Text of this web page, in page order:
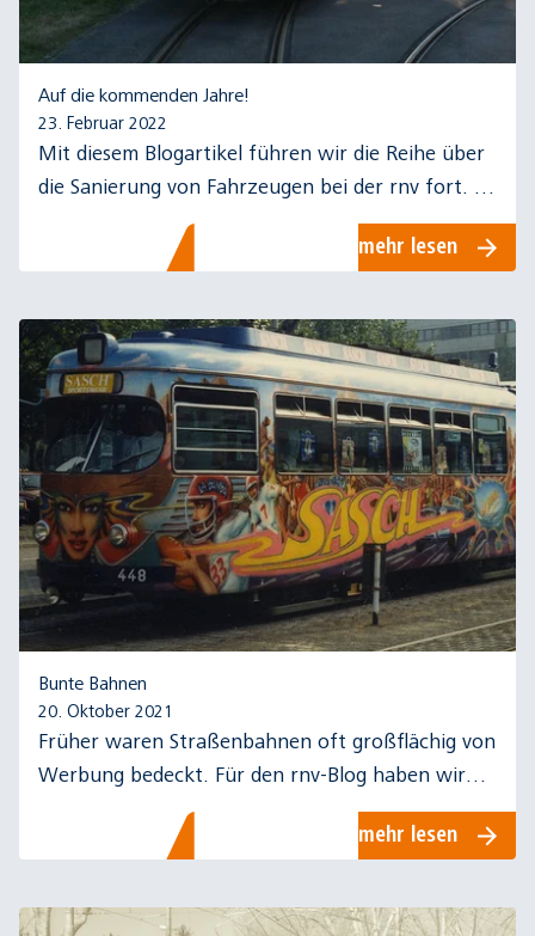
Auf die kommenden Jahre!
23. Februar 2022
Mit diesem Blogartikel führen wir die Reihe über
die Sanierung von Fahrzeugen bei der rnv fort. In
Teil 2 geht es speziell um die Sanierung von
Altfahrzeugen.
mehr lesen
Bunte Bahnen
20. Oktober 2021
Früher waren Straßenbahnen oft großflächig von
Werbung bedeckt. Für den rnv-Blog haben wir
uns vier dieser Exemplare näher angeschaut…
mehr lesen